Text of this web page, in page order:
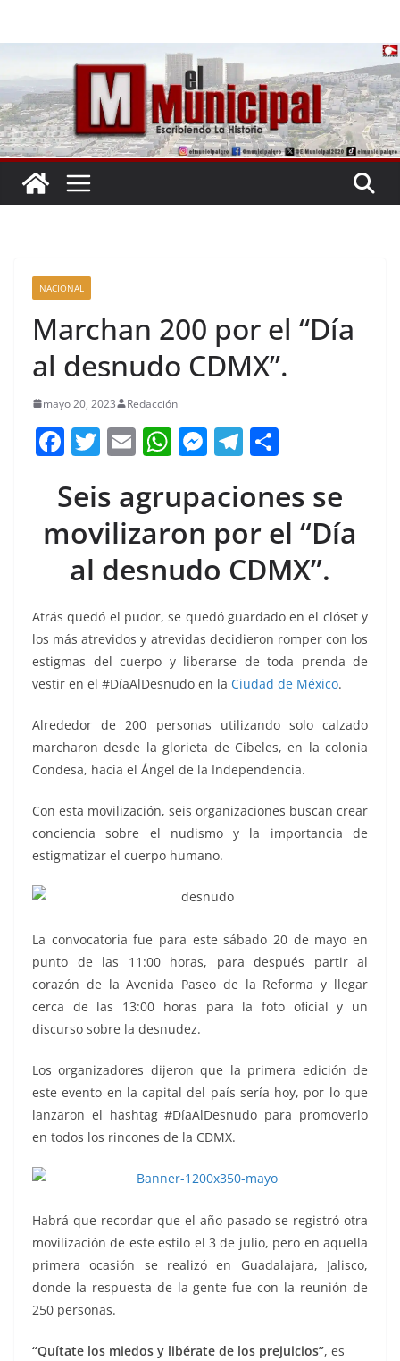
NACIONAL
Marchan 200 por el “Día
al desnudo CDMX”.
mayo 20, 2023 Redacción
F
c
e
b
o
o
k
T
itt
er
E
ai
l
W
at
s
A
p
p
M
ss
e
n
g
er
T
e
gr
a
m
m
p
ar
tir
Seis agrupaciones se
movilizaron por el “Día
al desnudo CDMX”.
Atrás quedó el pudor, se quedó guardado en el clóset y
los más atrevidos y atrevidas decidieron romper con los
estigmas del cuerpo y liberarse de toda prenda de
vestir en el #DíaAlDesnudo en la Ciudad de México.
Alrededor de 200 personas utilizando solo calzado
marcharon desde la glorieta de Cibeles, en la colonia
Condesa, hacia el Ángel de la Independencia.
Con esta movilización, seis organizaciones buscan crear
conciencia sobre el nudismo y la importancia de
estigmatizar el cuerpo humano.
La convocatoria fue para este sábado 20 de mayo en
punto de las 11:00 horas, para después partir al
corazón de la Avenida Paseo de la Reforma y llegar
cerca de las 13:00 horas para la foto oficial y un
discurso sobre la desnudez.
Los organizadores dijeron que la primera edición de
este evento en la capital del país sería hoy, por lo que
lanzaron el hashtag #DíaAlDesnudo para promoverlo
en todos los rincones de la CDMX.
Habrá que recordar que el año pasado se registró otra
movilización de este estilo el 3 de julio, pero en aquella
primera ocasión se realizó en Guadalajara, Jalisco,
donde la respuesta de la gente fue con la reunión de
250 personas.
“Quítate los miedos y libérate de los prejuicios”, es